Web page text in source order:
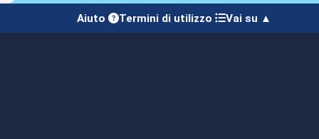
Aiuto Termini di utilizzo Vai su ▲